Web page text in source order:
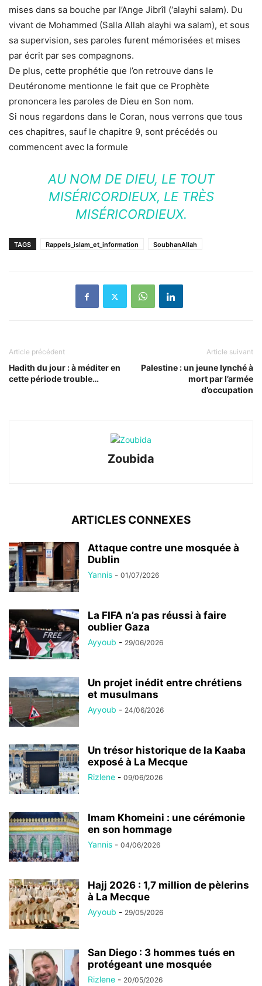
mises dans sa bouche par l’Ange Jibrîl (‘alayhi salam). Du
vivant de Mohammed (Salla Allah alayhi wa salam), et sous
sa supervision, ses paroles furent mémorisées et mises
par écrit par ses compagnons.
De plus, cette prophétie que l’on retrouve dans le
Deutéronome mentionne le fait que ce Prophète
prononcera les paroles de Dieu en Son nom.
Si nous regardons dans le Coran, nous verrons que tous
ces chapitres, sauf le chapitre 9, sont précédés ou
commencent avec la formule
AU NOM DE DIEU, LE TOUT
MISÉRICORDIEUX, LE TRÈS
MISÉRICORDIEUX.
TAGS Rappels_islam_et_information SoubhanAllah
Article précédent
Hadith du jour : à méditer en
cette période trouble…
Article suivant
Palestine : un jeune lynché à
mort par l’armée
d’occupation
Zoubida
ARTICLES CONNEXES
Attaque contre une mosquée à
Dublin
Yannis - 01/07/2026
La FIFA n’a pas réussi à faire
oublier Gaza
Ayyoub - 29/06/2026
Un projet inédit entre chrétiens
et musulmans
Ayyoub - 24/06/2026
Un trésor historique de la Kaaba
exposé à La Mecque
Rizlene - 09/06/2026
Imam Khomeini : une cérémonie
en son hommage
Yannis - 04/06/2026
Hajj 2026 : 1,7 million de pèlerins
à La Mecque
Ayyoub - 29/05/2026
San Diego : 3 hommes tués en
protégeant une mosquée
Rizlene - 20/05/2026